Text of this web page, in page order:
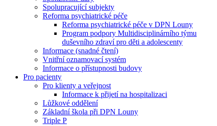
Spolupracující subjekty
Reforma psychiatrické péče
Reforma psychiatrické péče v DPN Louny
Program podpory Multidisciplinárního týmu
duševního zdraví pro děti a adolescenty
Informace (snadné čtení)
Vnitřní oznamovací systém
Informace o přístupnosti budovy
Pro pacienty
Pro klienty a veřejnost
Informace k přijetí na hospitalizaci
Lůžkové oddělení
Základní škola při DPN Louny
Triple P